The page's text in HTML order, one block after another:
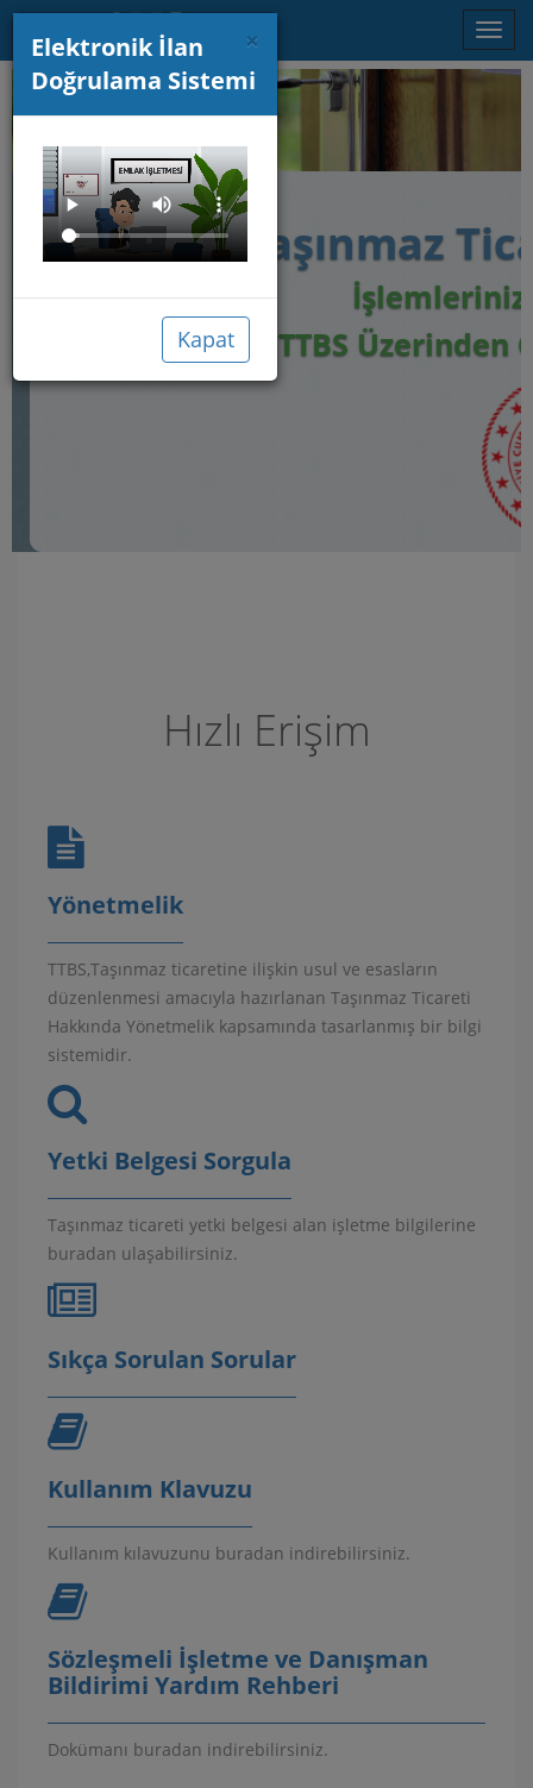
Taşınmaz
TTBS
Hızlı Erişim
Yönetmelik
TTBS,Taşınmaz ticaretine ilişkin usul ve esasların
düzenlenmesi amacıyla hazırlanan Taşınmaz Ticareti
Hakkında Yönetmelik kapsamında tasarlanmış bir bilgi
sistemidir.
Yetki Belgesi Sorgula
Taşınmaz ticareti yetki belgesi alan işletme bilgilerine
buradan ulaşabilirsiniz.
Sıkça Sorulan Sorular
Kullanım Klavuzu
Kullanım kılavuzunu buradan indirebilirsiniz.
Sözleşmeli İşletme ve Danışman
Bildirimi Yardım Rehberi
Dokümanı buradan indirebilirsiniz.
×
Elektronik İlan
Doğrulama Sistemi
Kapat